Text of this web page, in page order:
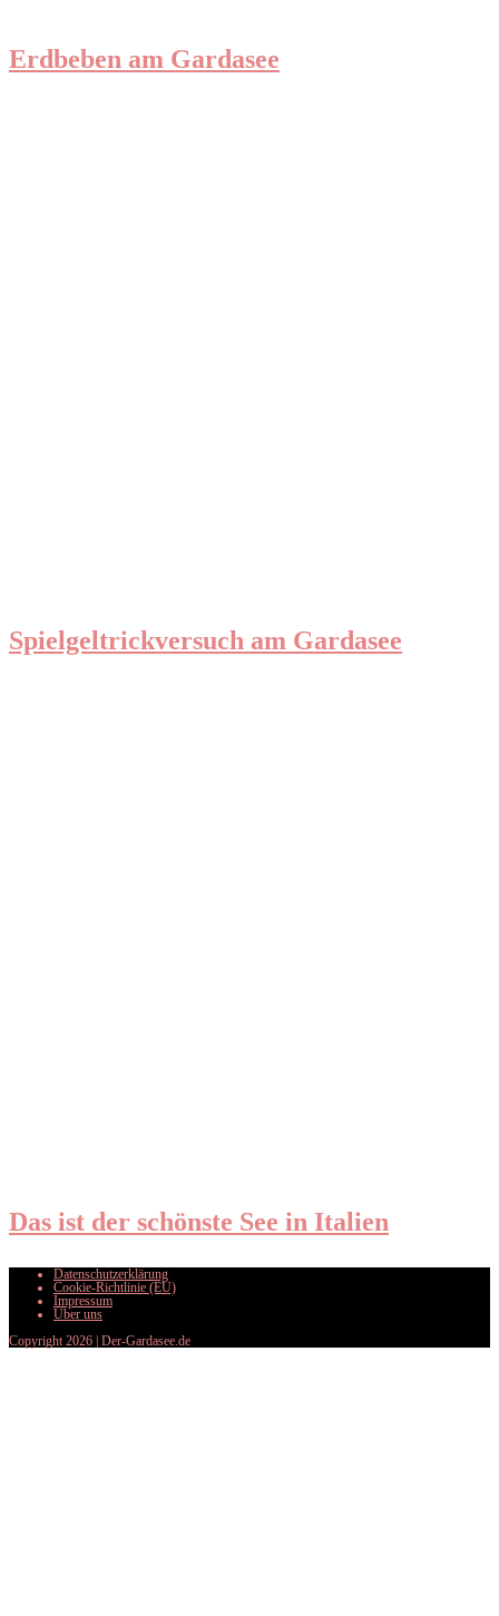
Erdbeben am Gardasee
Spielgeltrickversuch am Gardasee
Das ist der schönste See in Italien
Datenschutzerklärung
Cookie-Richtlinie (EU)
Impressum
Über uns
Copyright 2026 | Der-Gardasee.de